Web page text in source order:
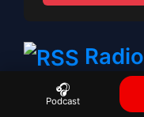
Budżet się
🎧
Podcast